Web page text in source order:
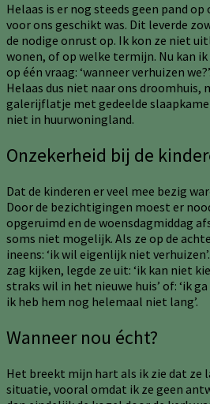
Helaas is er nog steeds geen pand
voor ons geschikt was. Dit leverde
de nodige onrust op. Ik kon ze niet
wonen, of op welke termijn. Nu kan
op één vraag: ‘wanneer verhuizen
Helaas dus niet naar ons droomhuis,
galerijflatje met gedeelde
niet in huurwoningland.
Onzekerheid bij de
Dat de kinderen er veel mee bezig
Door de bezichtigingen moest er
opgeruimd en de woensdagmiddag
soms niet mogelijk. Als ze op de
ineens: ‘ik wil eigenlijk niet
zag kijken, legde ze uit: ‘ik kan niet
straks wil in het nieuwe huis’ of: ‘ik
ik heb hem nog helemaal niet lang’.
Wanneer nou écht?
Het breekt mijn hart als ik zie dat ze
situatie, vooral omdat ik ze geen